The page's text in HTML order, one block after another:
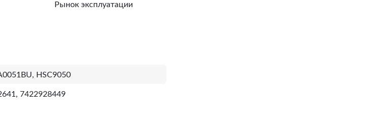
Рынок эксплуатации
HSC9050
7422928449